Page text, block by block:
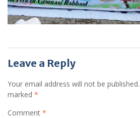
Leave a Reply
Your email address will not be published.
marked *
Comment *